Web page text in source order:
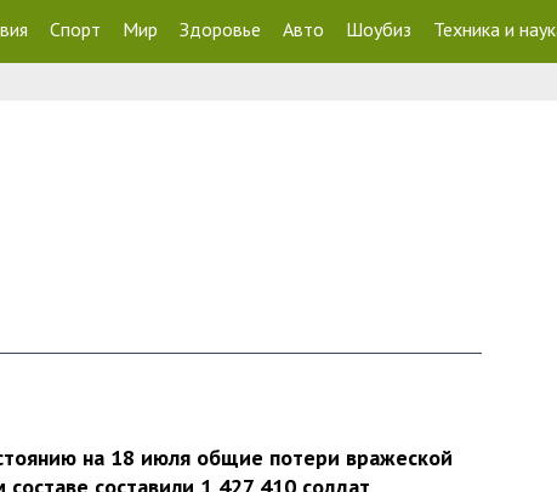
Спорт Мир Здоровье Авто Шоубиз Техника и
на 18 июля общие потери вражеской